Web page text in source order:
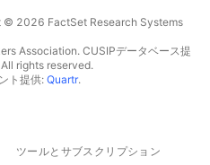
© 2026 FactSet Research Systems
Association. CUSIPデータベース提
rights reserved.
ト提供: Quartr.
ツールとサブスクリプション